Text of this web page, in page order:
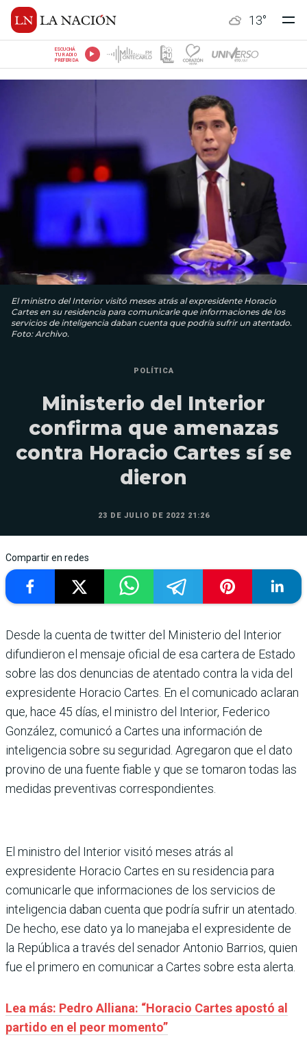
13°
ESCUCHÁ
TU RADIO
PREFERIDA
El ministro del Interior visitó meses atrás al expresidente Horacio
Cartes en su residencia para comunicarle que informaciones de los
servicios de inteligencia daban cuenta que podría sufrir un atentado.
Foto: Archivo.
POLÍTICA
Ministerio del Interior
confirma que amenazas
contra Horacio Cartes sí se
dieron
23 DE JULIO DE 2022 21:26
Compartir en redes
Desde la cuenta de twitter del Ministerio del Interior
difundieron el mensaje oficial de esa cartera de Estado
sobre las dos denuncias de atentado contra la vida del
expresidente Horacio Cartes. En el comunicado aclaran
que, hace 45 días, el ministro del Interior, Federico
González, comunicó a Cartes una información de
inteligencia sobre su seguridad. Agregaron que el dato
provino de una fuente fiable y que se tomaron todas las
medidas preventivas correspondientes.
El ministro del Interior visitó meses atrás al
expresidente Horacio Cartes en su residencia para
comunicarle que informaciones de los servicios de
inteligencia daban cuenta que podría sufrir un atentado.
De hecho, ese dato ya lo manejaba el expresidente de
la República a través del senador Antonio Barrios, quien
fue el primero en comunicar a Cartes sobre esta alerta.
Lea más: Pedro Alliana: “Horacio Cartes apostó al
partido en el peor momento”